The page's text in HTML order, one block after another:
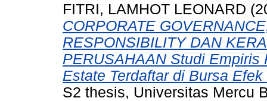
FITRI, LAMHOT LEONARD
CORPORATE
RESPONSIBILITY DAN
PERUSAHAAN Studi
Estate Terdaftar di Bursa
S2 thesis, Universitas Mercu